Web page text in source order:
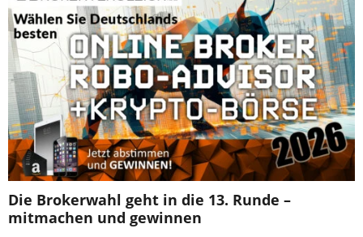
Die Brokerwahl geht in die 13. Runde –
mitmachen und gewinnen